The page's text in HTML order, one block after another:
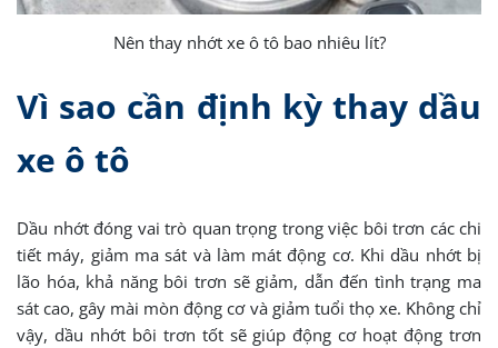
Nên thay nhớt xe ô tô bao nhiêu lít?
Vì sao cần định kỳ thay dầu
xe ô tô
Dầu nhớt đóng vai trò quan trọng trong việc bôi trơn các chi
tiết máy, giảm ma sát và làm mát động cơ. Khi dầu nhớt bị
lão hóa, khả năng bôi trơn sẽ giảm, dẫn đến tình trạng ma
sát cao, gây mài mòn động cơ và giảm tuổi thọ xe. Không chỉ
vậy, dầu nhớt bôi trơn tốt sẽ giúp động cơ hoạt động trơn